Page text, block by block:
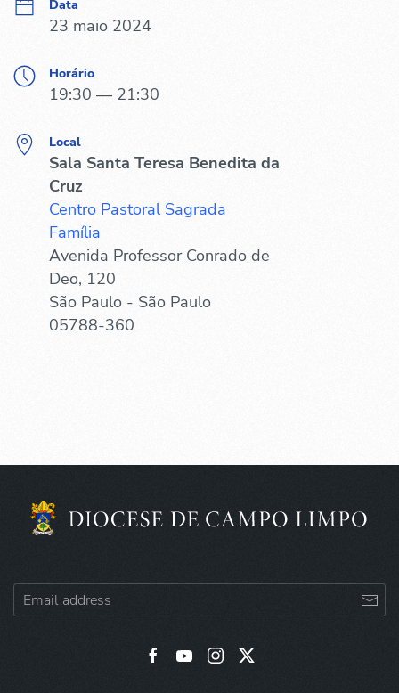
Data
23 maio 2024
Horário
19:30 — 21:30
Local
Sala Santa Teresa Benedita da
Cruz
Centro Pastoral Sagrada
Família
Avenida Professor Conrado de
Deo, 120
São Paulo - São Paulo
05788-360